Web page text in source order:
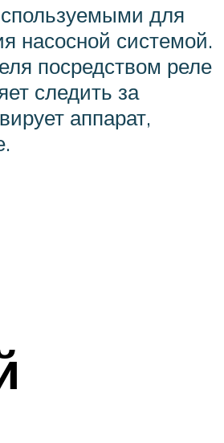
для
насосной системой.
посредством реле
следить за
аппарат,